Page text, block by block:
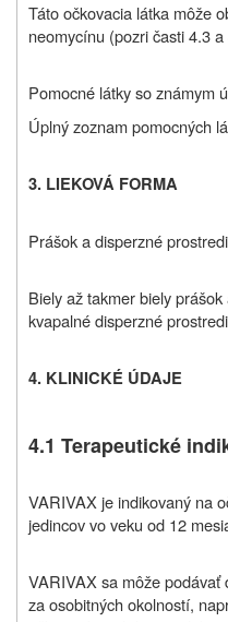
Táto očkovacia látka môže
neomycínu (pozri časti 4.3 a
Pomocné látkyso známym
Úplný zoznam pomocných
3. LIEKOVÁ FORMA
Prášok a disperzné
Biely až takmer biely
kvapalné disperzné
4. KLINICKÉ ÚDAJE
4.1 Terapeutické
VARIVAX je indikovaný na
jedincov vo veku od 12
VARIVAX sa môže podávať
za osobitných okolností,